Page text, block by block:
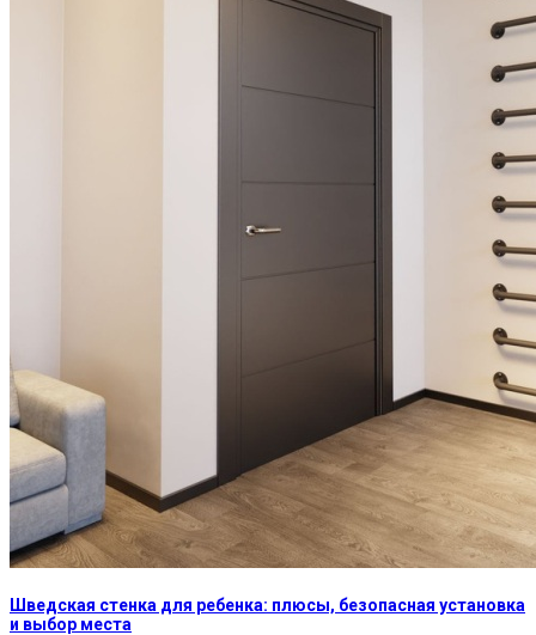
Шведская стенка для ребенка: плюсы, безопасная установка
и выбор места